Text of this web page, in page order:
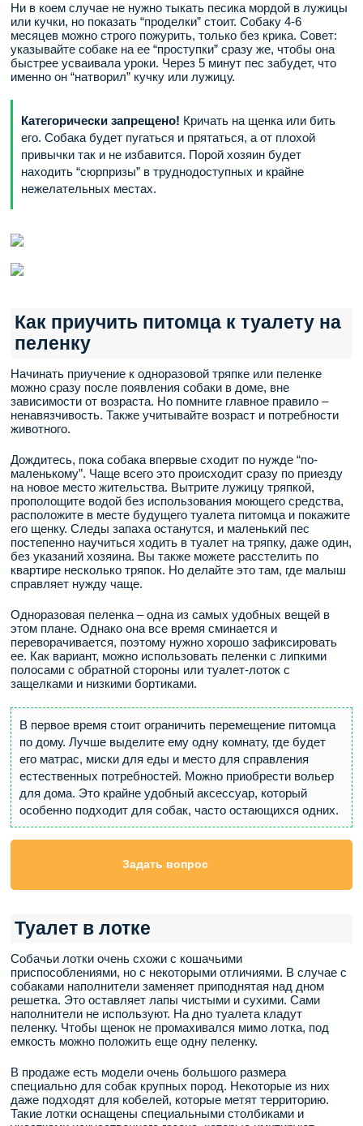
Ни в коем случае не нужно тыкать песика мордой в лужицы
или кучки, но показать “проделки” стоит. Собаку 4-6
месяцев можно строго пожурить, только без крика. Совет:
указывайте собаке на ее “проступки” сразу же, чтобы она
быстрее усваивала уроки. Через 5 минут пес забудет, что
именно он “натворил” кучку или лужицу.
Категорически запрещено! Кричать на щенка или бить
его. Собака будет пугаться и прятаться, а от плохой
привычки так и не избавится. Порой хозяин будет
находить “сюрпризы” в труднодоступных и крайне
нежелательных местах.
Как приучить питомца к туалету на
пеленку
Начинать приучение к одноразовой тряпке или пеленке
можно сразу после появления собаки в доме, вне
зависимости от возраста. Но помните главное правило –
ненавязчивость. Также учитывайте возраст и потребности
животного.
Дождитесь, пока собака впервые сходит по нужде “по-
маленькому”. Чаще всего это происходит сразу по приезду
на новое место жительства. Вытрите лужицу тряпкой,
прополощите водой без использования моющего средства,
расположите в месте будущего туалета питомца и покажите
его щенку. Следы запаха останутся, и маленький пес
постепенно научиться ходить в туалет на тряпку, даже один,
без указаний хозяина. Вы также можете расстелить по
квартире несколько тряпок. Но делайте это там, где малыш
справляет нужду чаще.
Одноразовая пеленка – одна из самых удобных вещей в
этом плане. Однако она все время сминается и
переворачивается, поэтому нужно хорошо зафиксировать
ее. Как вариант, можно использовать пеленки с липкими
полосами с обратной стороны или туалет-лоток с
защелками и низкими бортиками.
В первое время стоит ограничить перемещение питомца
по дому. Лучше выделите ему одну комнату, где будет
его матрас, миски для еды и место для справления
естественных потребностей. Можно приобрести вольер
для дома. Это крайне удобный аксессуар, который
особенно подходит для собак, часто остающихся одних.
Задать вопрос
Туалет в лотке
Собачьи лотки очень схожи с кошачьими
приспособлениями, но с некоторыми отличиями. В случае с
собаками наполнители заменяет приподнятая над дном
решетка. Это оставляет лапы чистыми и сухими. Сами
наполнители не используют. На дно туалета кладут
пеленку. Чтобы щенок не промахивался мимо лотка, под
емкость можно положить еще одну пеленку.
В продаже есть модели очень большого размера
специально для собак крупных пород. Некоторые из них
даже подходят для кобелей, которые метят территорию.
Такие лотки оснащены специальными столбиками и